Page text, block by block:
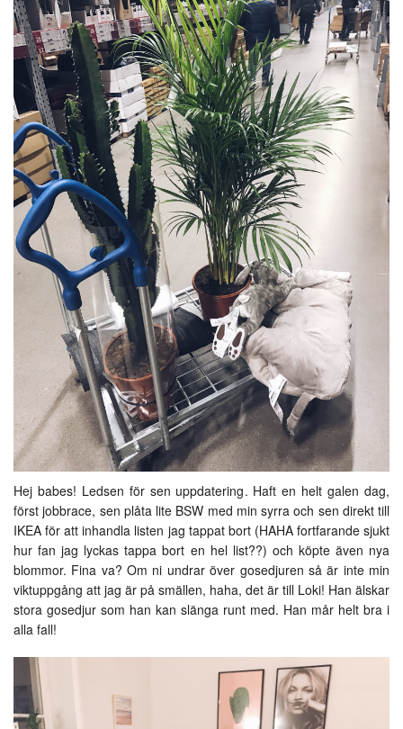
Hej babes! Ledsen för sen uppdatering. Haft en helt galen dag,
först jobbrace, sen plåta lite BSW med min syrra och sen direkt till
IKEA för att inhandla listen jag tappat bort (HAHA fortfarande sjukt
hur fan jag lyckas tappa bort en hel list??) och köpte även nya
blommor. Fina va? Om ni undrar över gosedjuren så är inte min
viktuppgång att jag är på smällen, haha, det är till Loki! Han älskar
stora gosedjur som han kan slänga runt med. Han mår helt bra i
alla fall!